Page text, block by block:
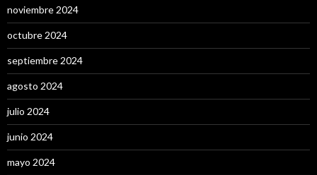
noviembre 2024
octubre 2024
septiembre 2024
agosto 2024
julio 2024
junio 2024
mayo 2024